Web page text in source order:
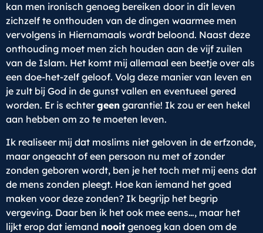
kan men ironisch genoeg bereiken door in dit leven
zichzelf te onthouden van de dingen waarmee men
vervolgens in Hiernamaals wordt beloond. Naast deze
onthouding moet men zich houden aan de vijf zuilen
van de Islam. Het komt mij allemaal een beetje over als
een doe-het-zelf geloof. Volg deze manier van leven en
je zult bij God in de gunst vallen en eventueel gered
worden. Er is echtergeen garantie! Ik zou er een hekel
aan hebben om zo te moeten leven.
Ik realiseer mij dat moslims niet geloven in de erfzonde,
maar ongeacht of een persoon nu met of zonder
zonden geboren wordt, ben je het toch met mij eens dat
de mens zonden pleegt. Hoe kan iemand het goed
maken voor deze zonden? Ik begrijp het begrip
vergeving. Daar ben ik het ook mee eens…, maar het
lijkt erop dat iemand nooit genoeg kan doen om de